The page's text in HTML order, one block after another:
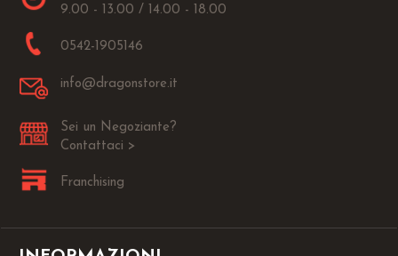
9.00 - 13.00 / 14.00 - 18.00
0542-1905146
info@dragonstore.it
Sei un Negoziante?
Contattaci >
Franchising